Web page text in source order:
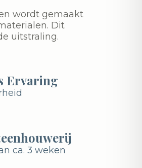
wordt gemaakt
Dit
uitstraling.
Ervaring
ca. 3 weken